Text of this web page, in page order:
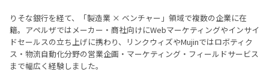
りそな銀行を経て、「製造業 × ベンチャー」領域で複数の企業に在
籍。アペルザではメーカー・商社向けにWebマーケティングやインサイ
ドセールスの立ち上げに携わり、リンクウィズやMujinではロボティク
ス・物流自動化分野の営業企画・マーケティング・フィールドサービス
まで幅広く経験しました。